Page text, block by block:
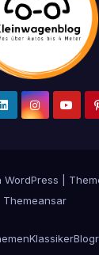
WordPress
Themeansar
Klassiker